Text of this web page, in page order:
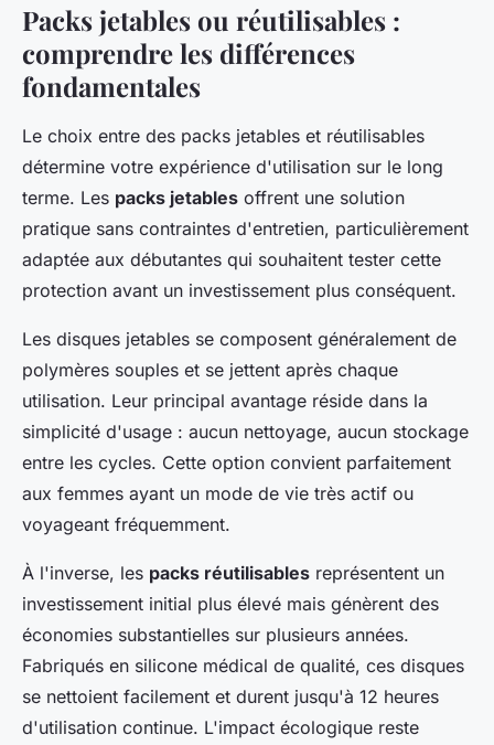
Packs jetables ou réutilisables :
comprendre les différences
fondamentales
Le choix entre des packs jetables et réutilisables
détermine votre expérience d'utilisation sur le long
terme. Les packs jetables offrent une solution
pratique sans contraintes d'entretien, particulièrement
adaptée aux débutantes qui souhaitent tester cette
protection avant un investissement plus conséquent.
Les disques jetables se composent généralement de
polymères souples et se jettent après chaque
utilisation. Leur principal avantage réside dans la
simplicité d'usage : aucun nettoyage, aucun stockage
entre les cycles. Cette option convient parfaitement
aux femmes ayant un mode de vie très actif ou
voyageant fréquemment.
À l'inverse, les packs réutilisables représentent un
investissement initial plus élevé mais génèrent des
économies substantielles sur plusieurs années.
Fabriqués en silicone médical de qualité, ces disques
se nettoient facilement et durent jusqu'à 12 heures
d'utilisation continue. L'impact écologique reste